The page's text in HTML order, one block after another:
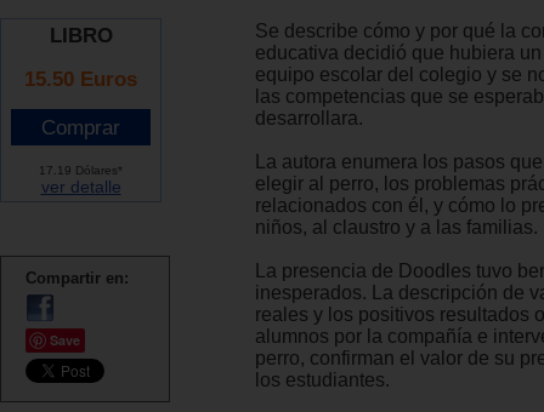
LIBRO
15.50 Euros
17.19 Dólares*
ver detalle
Compartir en:
Save
Se describe cómo y por qué la
educativa decidió que hubiera
equipo escolar del colegio y se
las competencias que se
desarrollara.
La autora enumera los pasos
elegir al perro, los problemas
relacionados con él, y cómo lo
niños, al claustro y a las familias.
La presencia de Doodles tuvo
inesperados. La descripción de
reales y los positivos resultados
alumnos por la compañía e
perro, confirman el valor de su
los estudiantes.